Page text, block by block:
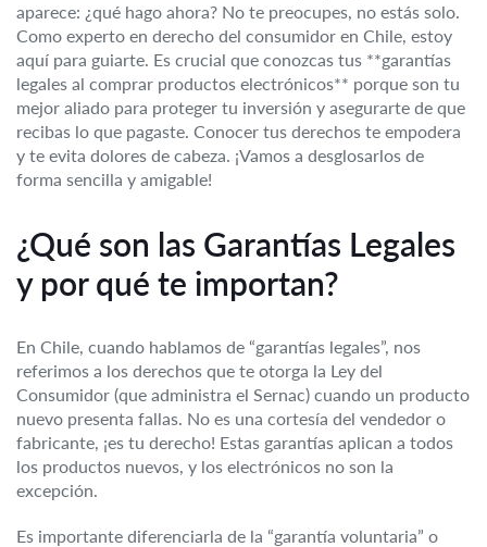
aparece: ¿qué hago ahora? No te preocupes, no estás solo.
Como experto en derecho del consumidor en Chile, estoy
aquí para guiarte. Es crucial que conozcas tus **garantías
legales al comprar productos electrónicos** porque son tu
mejor aliado para proteger tu inversión y asegurarte de que
recibas lo que pagaste. Conocer tus derechos te empodera
y te evita dolores de cabeza. ¡Vamos a desglosarlos de
forma sencilla y amigable!
¿Qué son las Garantías Legales
y por qué te importan?
En Chile, cuando hablamos de “garantías legales”, nos
referimos a los derechos que te otorga la Ley del
Consumidor (que administra el Sernac) cuando un producto
nuevo presenta fallas. No es una cortesía del vendedor o
fabricante, ¡es tu derecho! Estas garantías aplican a todos
los productos nuevos, y los electrónicos no son la
excepción.
Es importante diferenciarla de la “garantía voluntaria” o